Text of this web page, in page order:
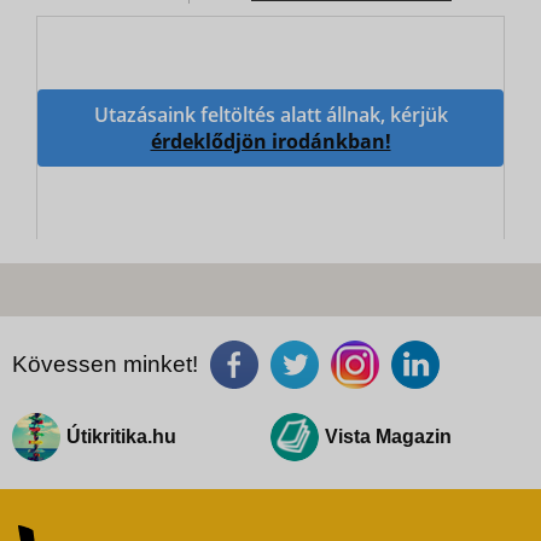
Utazásaink feltöltés alatt állnak, kérjük
érdeklődjön irodánkban!
Kövessen minket!
Útikritika.hu Vista Magazin